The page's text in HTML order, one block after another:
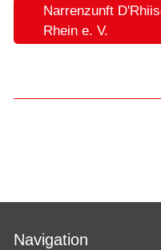
Narrenzunft
Rhein e. V.
Navigation